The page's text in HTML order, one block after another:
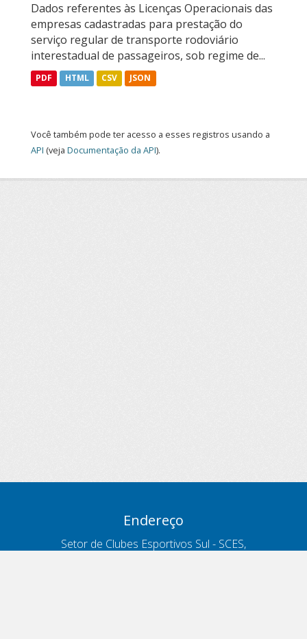
Dados referentes às Licenças Operacionais das
empresas cadastradas para prestação do
serviço regular de transporte rodoviário
interestadual de passageiros, sob regime de...
PDF HTML CSV JSON
Você também pode ter acesso a esses registros usando a
API (veja Documentação da API).
Endereço
Setor de Clubes Esportivos Sul - SCES,